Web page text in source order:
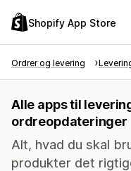
Shopify App Store
Ordrer og levering
Alle apps til
ordreopdateringer
Alt, hvad du skal
produkter det